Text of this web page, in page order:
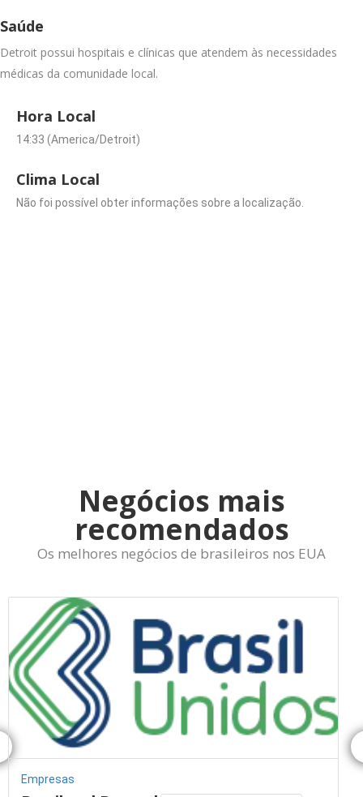
Saúde
Detroit possui hospitais e clínicas que atendem às necessidades
médicas da comunidade local.
Hora Local
14:33 (America/Detroit)
Clima Local
Não foi possível obter informações sobre a localização.
Negócios mais
recomendados
Os melhores negócios de brasileiros nos EUA
Empresas